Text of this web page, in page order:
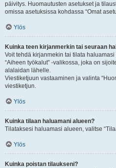
päivitys. Huomautusten asetukset ja
omissa asetuksissa kohdassa “Omat
Ylös
Kuinka teen kirjanmerkin tai seuraan
Voit tehdä kirjanmekin tai tilata
“Aiheen työkalut” -valikossa, joka on
alalaidan lähelle.
Viestiketjuun vastaaminen ja valinta
viestiketjun.
Ylös
Kuinka tilaan haluamani alueen?
Tilataksesi haluamasi alueen, valitse
Ylös
Kuinka poistan tilaukseni?